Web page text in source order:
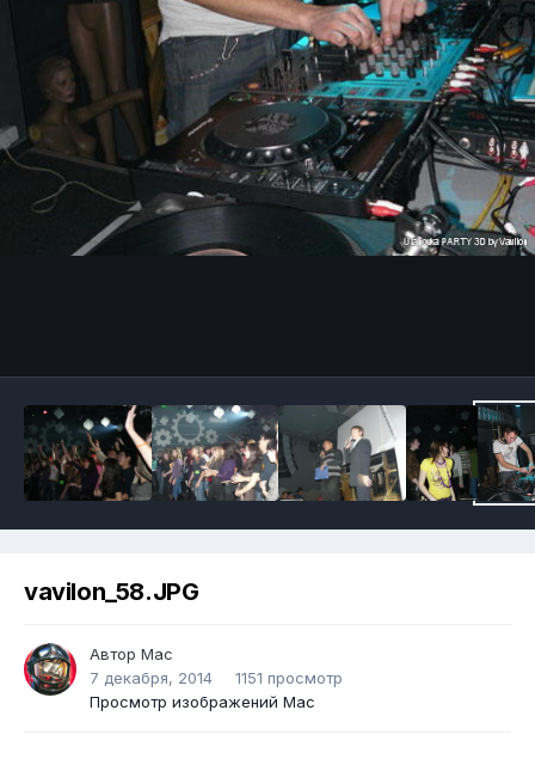
vavilon_58.JPG
Автор Mac
7 декабря, 2014
1151 просмотр
Просмотр изображений Mac